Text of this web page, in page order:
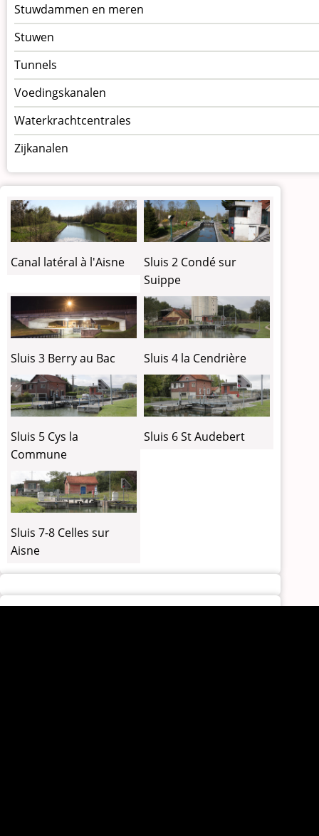
Stuwdammen en meren
Stuwen
Tunnels
Voedingskanalen
Waterkrachtcentrales
Zijkanalen
Canal latéral à l'Aisne
Sluis 2 Condé sur
Suippe
Sluis 3 Berry au Bac Sluis 4 la Cendrière
Sluis 5 Cys la
Commune
Sluis 6 St Audebert
Sluis 7-8 Celles sur
Aisne